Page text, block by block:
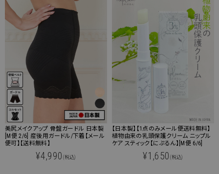
美尻メイクアップ 骨盤ガードル 日本製
[M便 2/6] 産後用ガードル/下着【メール
便可】【送料無料】
¥4,990 (税込)
【日本製】【1点のみメール便送料無料】
植物由来の乳頭保護クリーム ニップル
ケア スティック【にぷるん】[M便 6/6]
¥1,650 (税込)